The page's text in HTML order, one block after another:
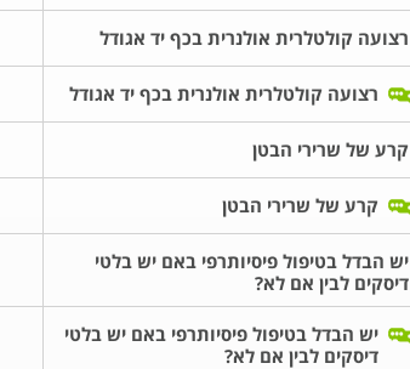
רצועה קולטלרית אולנרית בכף יד אגודל
רצועה קולטלרית אולנרית בכף יד אגודל
קרע של שרירי הבטן
קרע של שרירי הבטן
יש הבדל בטיפול פיסיותרפי באם יש בלטי
דיסקים לבין אם לא?
יש הבדל בטיפול פיסיותרפי באם יש בלטי
דיסקים לבין אם לא?